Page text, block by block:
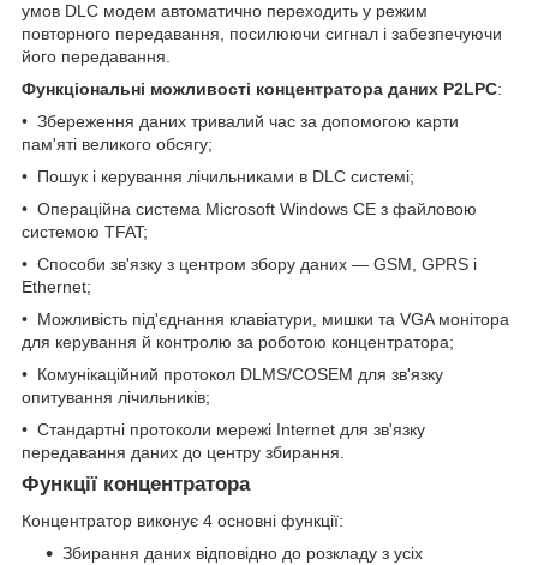
умов DLC модем автоматично переходить у режим
повторного передавання, посилюючи сигнал і забезпечуючи
його передавання.
Функціональні можливості концентратора даних P2LPC:
• Збереження даних тривалий час за допомогою карти
пам'яті великого обсягу;
• Пошук і керування лічильниками в DLC системі;
• Операційна система Microsoft Windows CE з файловою
системою TFAT;
• Способи зв'язку з центром збору даних — GSM, GPRS і
Ethernet;
• Можливість під'єднання клавіатури, мишки та VGA монітора
для керування й контролю за роботою концентратора;
• Комунікаційний протокол DLMS/COSEM для зв'язку
опитування лічильників;
• Стандартні протоколи мережі Internet для зв'язку
передавання даних до центру збирання.
Функції концентратора
Концентратор виконує 4 основні функції:
Збирання даних відповідно до розкладу з усіх